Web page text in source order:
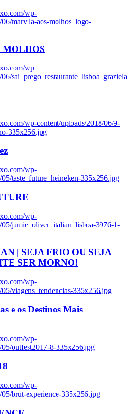
wp-
marvila-aos-molhos_logo-
MOLHOS
wp-
wp-content/uploads/2018/06/9-
335x256.jpg
wp-
taste_future_heineken-335x256.jpg
wp-
05/jamie_oliver_italian_lisboa-3976-1-
| SEJA FRIO OU SEJA
SER MORNO!
wp-
viagens_tendencias-335x256.jpg
e os Destinos Mais
wp-
outfest2017-8-335x256.jpg
wp-
brut-experience-335x256.jpg